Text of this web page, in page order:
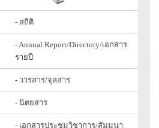
- สถิติ
- Annual Report/Directory/เอกสาร
รายปี
- วารสาร/จุลสาร
- นิตยสาร
- เอกสารประชุมวิชาการ/สัมมนา